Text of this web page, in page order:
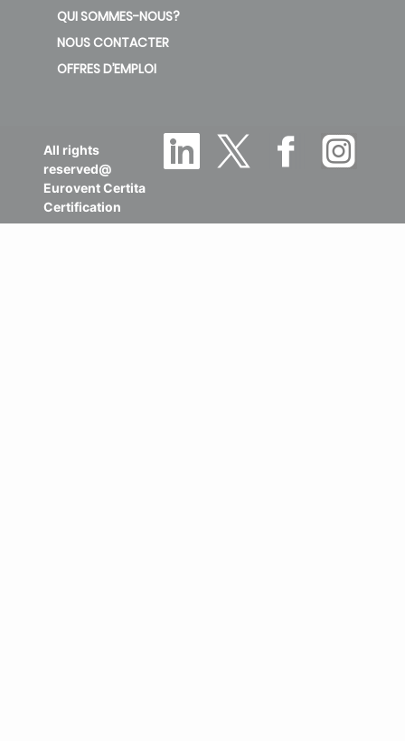
QUI SOMMES-NOUS?
NOUS CONTACTER
OFFRES D’EMPLOI
All rights
reserved@
Eurovent Certita
Certification